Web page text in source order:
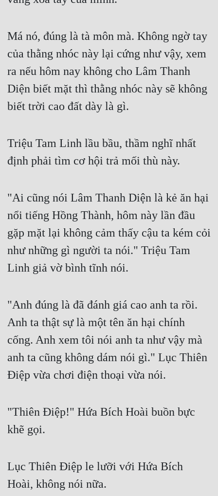
Đồng Nhân
Cẩu Đạo Trường Sinh
Truyện Nam
Truyện Nữ
Xây Dựng Thế Lực
Đam Mỹ
Đẹp
Đẹp Hiệp
Cơ Trí
Sát Phạt Quyết Đoán
Vô Sỉ
Điềm Đạm
Má nó, đúng là tà môn mà. Không ngờ tay
của thằng nhóc này lại cứng như vậy, xem
ra nếu hôm nay không cho Lâm Thanh
Diện biết mặt thì thằng nhóc này sẽ không
biết trời cao đất dày là gì.
Triệu Tam Linh lầu bầu, thầm nghĩ nhất
định phải tìm cơ hội trả mối thù này.
"Ai cũng nói Lâm Thanh Diện là kẻ ăn hại
nổi tiếng Hồng Thành, hôm này lần đầu
gặp mặt lại không cảm thấy cậu ta kém cỏi
như những gì người ta nói." Triệu Tam
Linh giả vờ bình tĩnh nói.
"Anh đúng là đã đánh giá cao anh ta rồi.
Anh ta thật sự là một tên ăn hại chính
cống. Anh xem tôi nói anh ta như vậy mà
anh ta cũng không dám nói gì." Lục Thiên
Điệp vừa chơi điện thoại vừa nói.
"Thiên Điệp!" Hứa Bích Hoài buồn bực
khẽ gọi.
Lục Thiên Điệp le lưỡi với Hứa Bích
Hoài, không nói nữa.